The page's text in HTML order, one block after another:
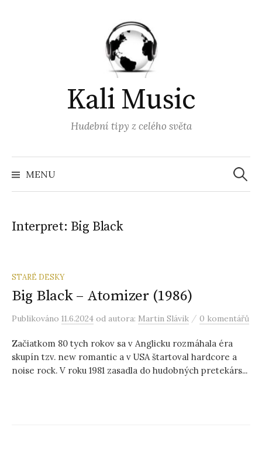
Kali Music
Hudební tipy z celého světa
MENU
Interpret: Big Black
STARÉ DESKY
Big Black – Atomizer (1986)
Publikováno 11.6.2024 od autora: Martin Slávik / 0 komentářů
Začiatkom 80 tych rokov sa v Anglicku rozmáhala éra
skupín tzv. new romantic a v USA štartoval hardcore a
noise rock. V roku 1981 zasadla do hudobných pretekárs...